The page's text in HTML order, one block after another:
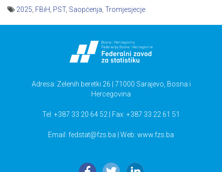
2025 FBiH PST, Saopćenja Tromjesjecje
Adresa: Zelenih beretki 26 | 71000 Sarajevo, Bosna i
Hercegovina
Tel: +387 33 20 64 52 | Fax: +387 33 22 61 51
Email: fedstat@fzs.ba | Web: www.fzs.ba